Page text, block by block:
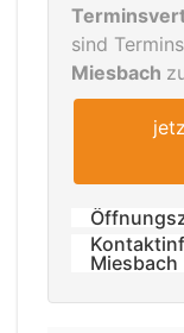
sind
Miesbach
Montag
Uhr
Miesbach